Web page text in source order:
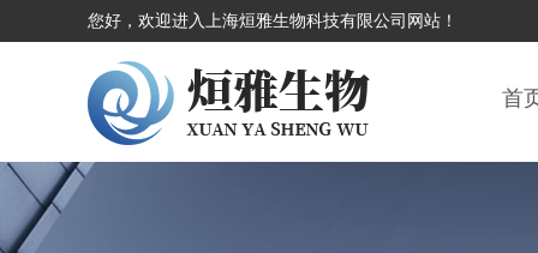
您好，欢迎进入上海烜雅生物科技有限公司网站！
首